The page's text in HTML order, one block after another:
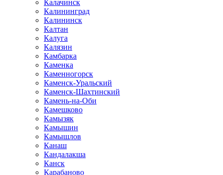
Калачинск
Калининград
Калининск
Калтан
Калуга
Калязин
Камбарка
Каменка
Каменногорск
Каменск-Уральский
Каменск-Шахтинский
Камень-на-Оби
Камешково
Камызяк
Камышин
Камышлов
Канаш
Кандалакша
Канск
Карабаново